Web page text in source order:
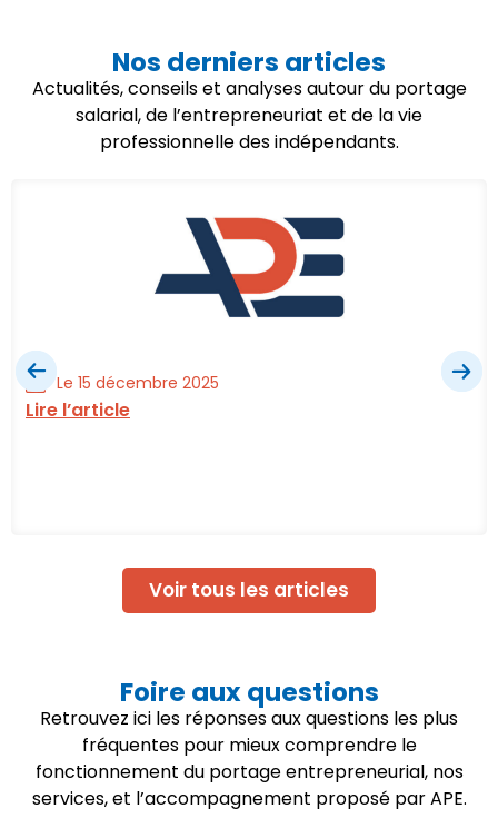
Nos derniers articles
Actualités, conseils et analyses autour du portage
salarial, de l’entrepreneuriat et de la vie
professionnelle des indépendants.
Le 15 décembre 2025
Lire l’article
Voir tous les articles
Foire aux questions
Retrouvez ici les réponses aux questions les plus
fréquentes pour mieux comprendre le
fonctionnement du portage entrepreneurial, nos
services, et l’accompagnement proposé par APE.